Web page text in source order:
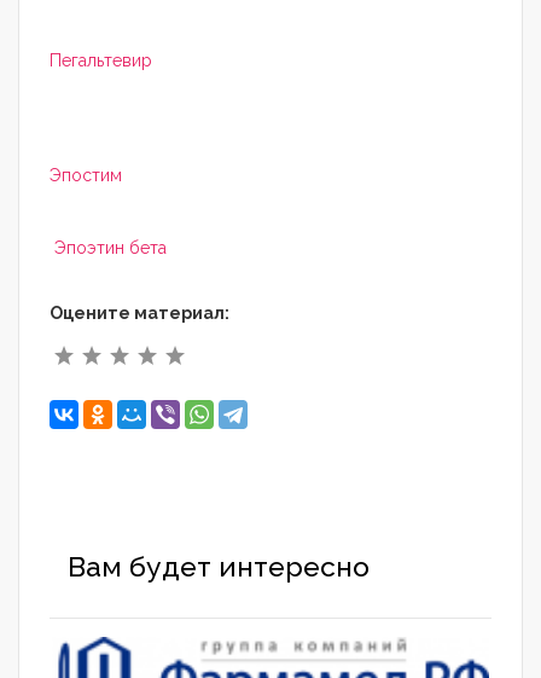
Пегальтевир
Эпостим
Эпоэтин бета
Оцените материал:
Вам будет интересно